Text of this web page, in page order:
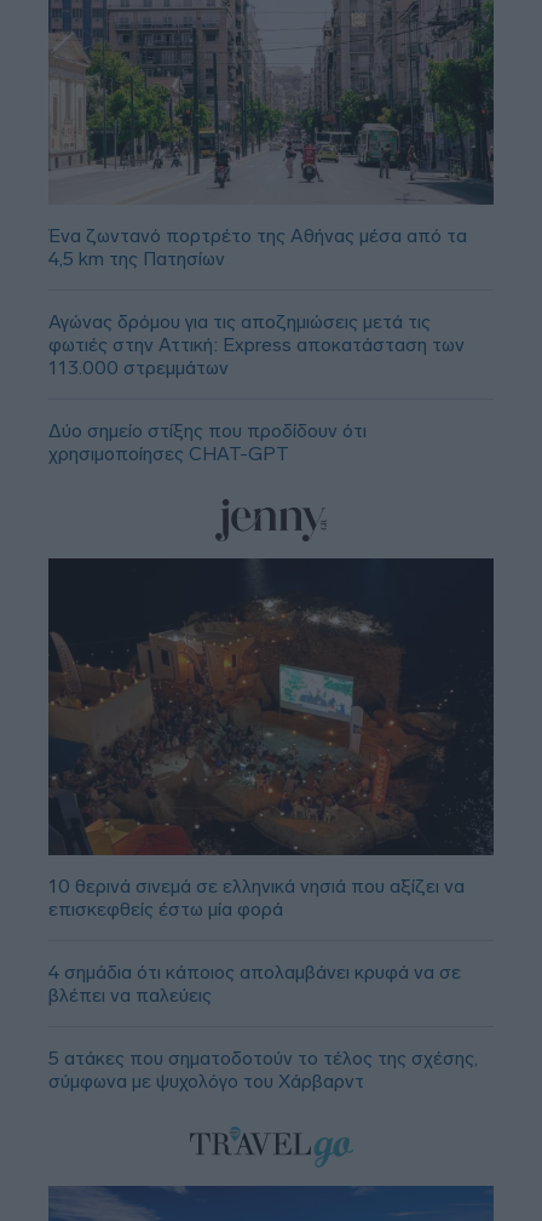
Ένα ζωντανό πορτρέτο της Αθήνας μέσα από τα
4,5 km της Πατησίων
Αγώνας δρόμου για τις αποζημιώσεις μετά τις
φωτιές στην Αττική: Express αποκατάσταση των
113.000 στρεμμάτων
Δύο σημείο στίξης που προδίδουν ότι
χρησιμοποίησες CHAT-GPT
10 θερινά σινεμά σε ελληνικά νησιά που αξίζει να
επισκεφθείς έστω μία φορά
4 σημάδια ότι κάποιος απολαμβάνει κρυφά να σε
βλέπει να παλεύεις
5 ατάκες που σηματοδοτούν το τέλος της σχέσης,
σύμφωνα με ψυχολόγο του Χάρβαρντ